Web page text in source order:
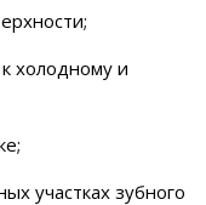
холодному и
участках зубного